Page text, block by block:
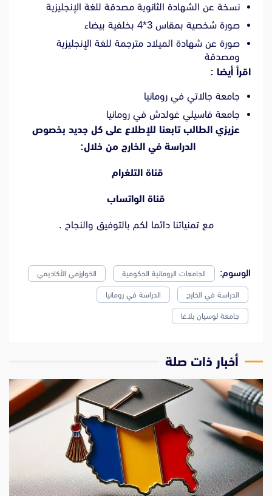
نسخة عن الشهادة الثانوية مصدقة للغة الإنجليزية
صورة شخصية بمقاس 3*4 بخلفية بيضاء
صورة عن شهادة الميلاد مترجمة للغة الإنجليزية
ومصدقة
اقرأ أيضا :
جامعة جالاتي في رومانيا
جامعة فاسيلي غولدش في رومانيا
عزيزي الطالب تابعنا للإطلاع على كل جديد بخصوص
الدراسة في الخارج من خلال:
قناة التلغرام
قناة الواتساب
مع تمنياتنا دائما لكم بالتوفيق والنجاح .
الوسوم: الجامعات الرومانية الحكومية الخوارزمي الأكاديمي
الدراسة في الخارج الدراسة في رومانيا
جامعة لوسيان بلاغا
‫أخبار ذات صلة